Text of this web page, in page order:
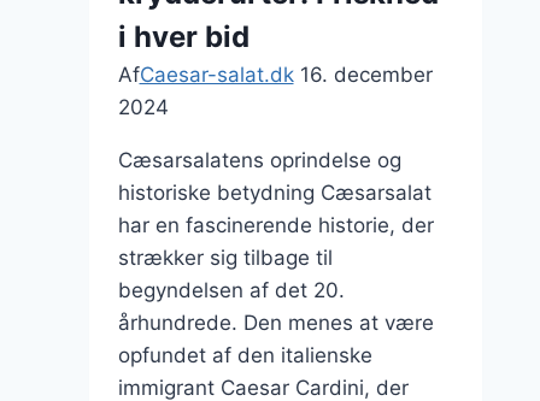
i hver bid
AfCaesar-salat.dk 16. december
2024
Cæsarsalatens oprindelse og
historiske betydning Cæsarsalat
har en fascinerende historie, der
strækker sig tilbage til
begyndelsen af det 20.
århundrede. Den menes at være
opfundet af den italienske
immigrant Caesar Cardini, der